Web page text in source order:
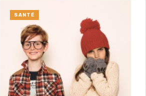
SANTÉ